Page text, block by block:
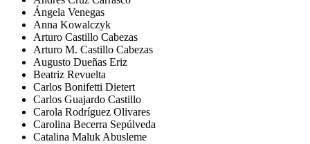
Ángela Venegas
Anna Kowalczyk
Arturo Castillo Cabezas
Arturo M. Castillo Cabezas
Augusto Dueñas Eriz
Beatriz Revuelta
Carlos Bonifetti Dietert
Carlos Guajardo Castillo
Carola Rodríguez Olivares
Carolina Becerra Sepúlveda
Catalina Maluk Abusleme